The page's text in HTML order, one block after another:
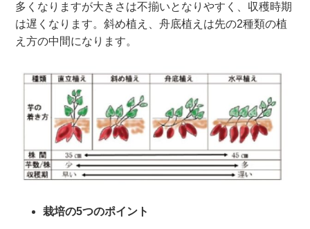
多くなりますが大きさは不揃いとなりやすく、収穫時期
は遅くなります。斜め植え、舟底植えは先の2種類の植
え方の中間になります。
栽培の5つのポイント